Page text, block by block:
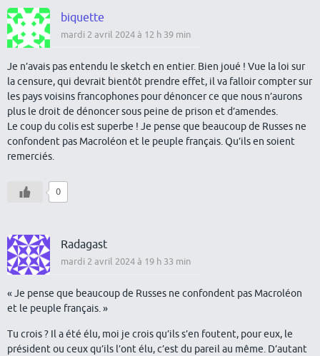
biquette
mardi 2 avril 2024 à 12 h 39 min
Je n’avais pas entendu le sketch en entier. Bien joué ! Vue la loi sur
la censure, qui devrait bientôt prendre effet, il va falloir compter sur
les pays voisins francophones pour dénoncer ce que nous n’aurons
plus le droit de dénoncer sous peine de prison et d’amendes.
Le coup du colis est superbe ! Je pense que beaucoup de Russes ne
confondent pas Macroléon et le peuple français. Qu’ils en soient
remerciés.
0
Radagast
mardi 2 avril 2024 à 19 h 33 min
« Je pense que beaucoup de Russes ne confondent pas Macroléon
et le peuple français. »
Tu crois ? Il a été élu, moi je crois qu’ils s’en foutent, pour eux, le
président ou ceux qu’ils l’ont élu, c’est du pareil au même. D’autant